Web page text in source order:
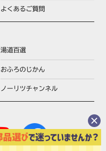
よくあるご質問
湯道百選
おふろのじかん
ノーリツチャンネル